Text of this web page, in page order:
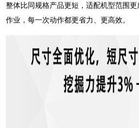
整体比同规格产品更短，适配机型范围
作业，每一次动作都更省力、更高效。